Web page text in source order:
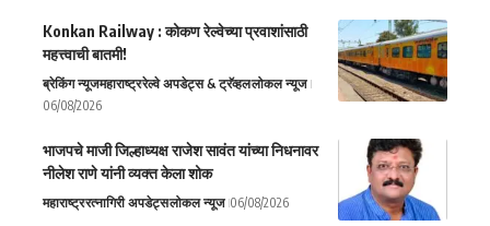
Konkan Railway : कोकण रेल्वेच्या प्रवाशांसाठी
महत्त्वाची बातमी!
ब्रेकिंग न्यूजमहाराष्ट्ररेल्वे अपडेट्स & ट्रॅव्हललोकल न्यूज
06/08/2026
भाजपचे माजी जिल्हाध्यक्ष राजेश सावंत यांच्या निधनावर
नीलेश राणे यांनी व्यक्त केला शोक
महाराष्ट्ररत्नागिरी अपडेट्सलोकल न्यूज 06/08/2026